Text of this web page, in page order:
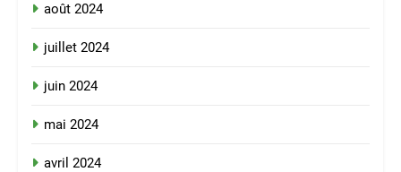
août 2024
juillet 2024
juin 2024
mai 2024
avril 2024